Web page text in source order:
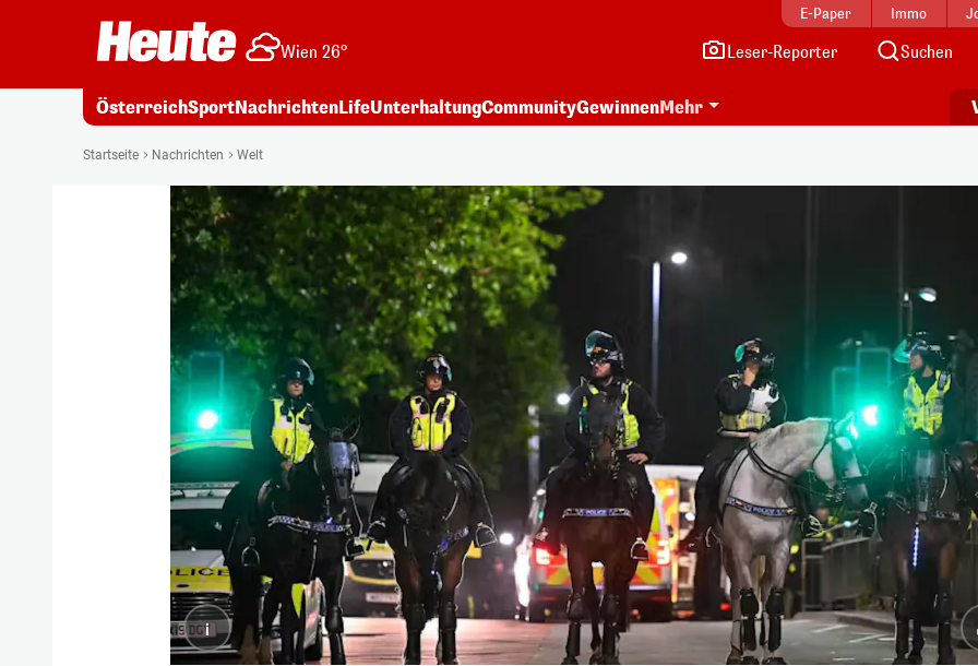
E-Paper Immo
Wien 26° Leser-Reporter Suchen
ÖsterreichSportNachrichtenLifeUnterhaltungCommunityGewinnenMehr
Startseite Nachrichten Welt
i